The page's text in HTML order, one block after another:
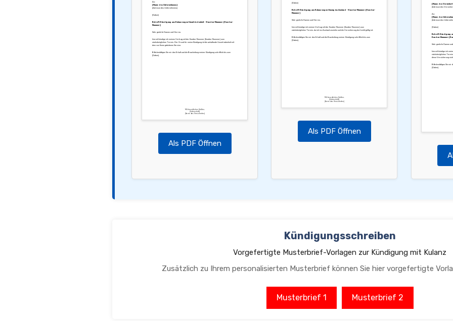
An:
[Name des Unternehmens]
[Adresse des Unternehmens]
[Datum]
Betreff: Kündigung aus Kulanz wegen Unzufriedenheit – Kunden-Nummer: [Kunden-
Nummer]
Sehr geehrte Damen und Herren,
hiermit kündige ich meinen Vertrag mit der Kunden-Nummer [Kunden-Nummer] zum
nächstmöglichen Termin. Der Grund für meine Kündigung ist die anhaltende Unzufriedenheit mit
dem von Ihnen gebotenen Service.
Bitte bestätigen Sie mir den Erhalt und die Bearbeitung meiner Kündigung schriftlich bis zum
[Datum].
Mit freundlichen Grüßen,
[Unterschrift]
[Name des Versicherten]
Als PDF Öffnen
[Datum]
Betreff: Kündigung aus Kulanz wegen Umzug ins Ausland – Kunden-Nummer: [Kunden-
Nummer]
Sehr geehrte Damen und Herren,
hiermit kündige ich meinen Vertrag mit der Kunden-Nummer [Kunden-Nummer] zum
nächstmöglichen Termin, da ich ins Ausland umziehe und die Versicherung dort nicht gültig ist.
Bitte bestätigen Sie mir den Erhalt und die Bearbeitung meiner Kündigung schriftlich bis zum
[Datum].
Mit freundlichen Grüßen,
[Unterschrift]
[Name des Versicherten]
Als PDF Öffnen
[Name des
[Adresse des
An:
[Name des
[Adresse des
[Datum]
Betreff: Kündigung
Kunden-Nummer:
Sehr geehrte Damen
hiermit kündige ich
nächstmöglichen
diese Versicherung
Bitte bestätigen Sie mir
[Datum].
Kündigungsschreiben
Vorgefertigte Musterbrief-Vorlagen zur Kündigung mit Kulanz
Zusätzlich zu Ihrem personalisierten Musterbrief können Sie hier vorgefertigte
Musterbrief 1 Musterbrief 2